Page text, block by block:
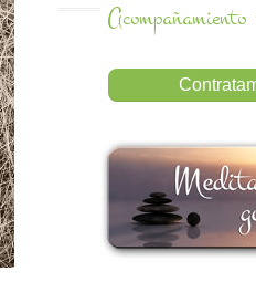
Acompañamiento